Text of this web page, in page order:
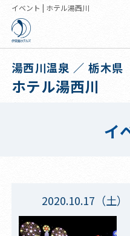
イベント | ホテル湯西川
湯西川温泉 ／ 栃木県
ホテル湯西川
イ
2020.10.17（土）